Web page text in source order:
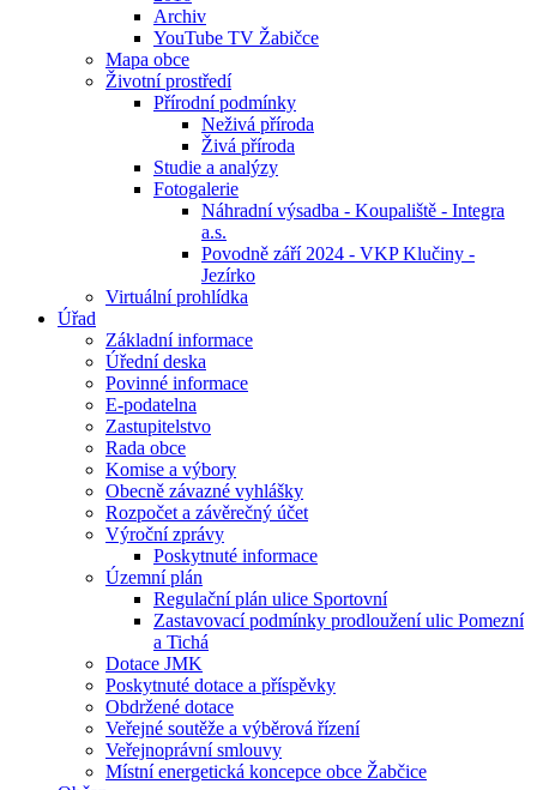
Archiv
YouTube TV Žabičce
Mapa obce
Životní prostředí
Přírodní podmínky
Neživá příroda
Živá příroda
Studie a analýzy
Fotogalerie
Náhradní výsadba - Koupaliště - Integra
a.s.
Povodně září 2024 - VKP Klučiny -
Jezírko
Virtuální prohlídka
Úřad
Základní informace
Úřední deska
Povinné informace
E-podatelna
Zastupitelstvo
Rada obce
Komise a výbory
Obecně závazné vyhlášky
Rozpočet a závěrečný účet
Výroční zprávy
Poskytnuté informace
Územní plán
Regulační plán ulice Sportovní
Zastavovací podmínky prodloužení ulic Pomezní
a Tichá
Dotace JMK
Poskytnuté dotace a příspěvky
Obdržené dotace
Veřejné soutěže a výběrová řízení
Veřejnoprávní smlouvy
Místní energetická koncepce obce Žabčice